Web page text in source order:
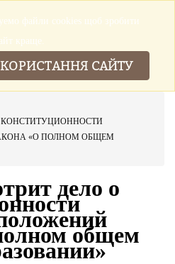
КОНСТИТУЦИОННОСТИ
«О ПОЛНОМ ОБЩЕМ
дело о
общем
файли cookies щоб зробити
краще.
САЙТУ